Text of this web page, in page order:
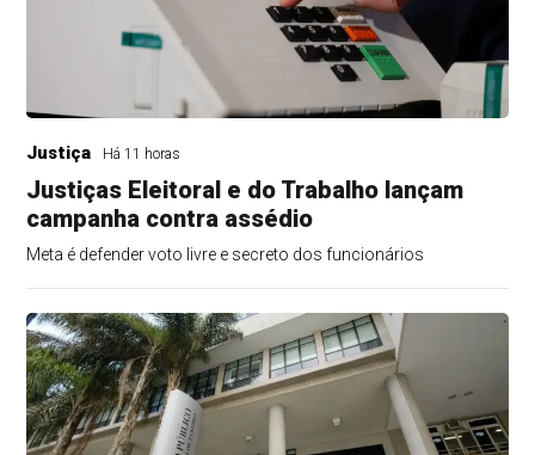
Justiça Há 11 horas
Justiças Eleitoral e do Trabalho lançam
campanha contra assédio
Meta é defender voto livre e secreto dos funcionários